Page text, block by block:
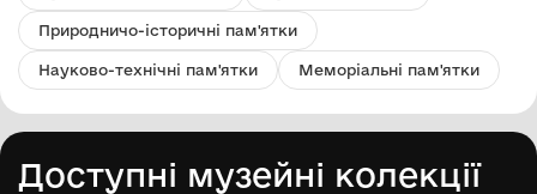
Природничо-історичні пам'ятки
Науково-технічні пам'ятки Меморіальні пам'ятки
Доступні музейні колекції